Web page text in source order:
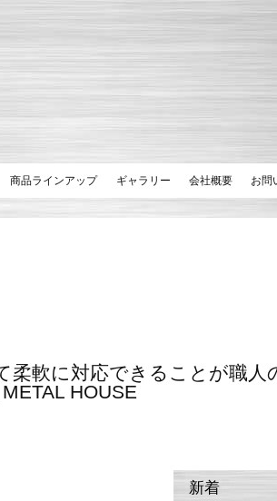
商品ラインアップ ギャラリー 会社概要 お問
柔軟に対応できることが職人
HOUSE
新着